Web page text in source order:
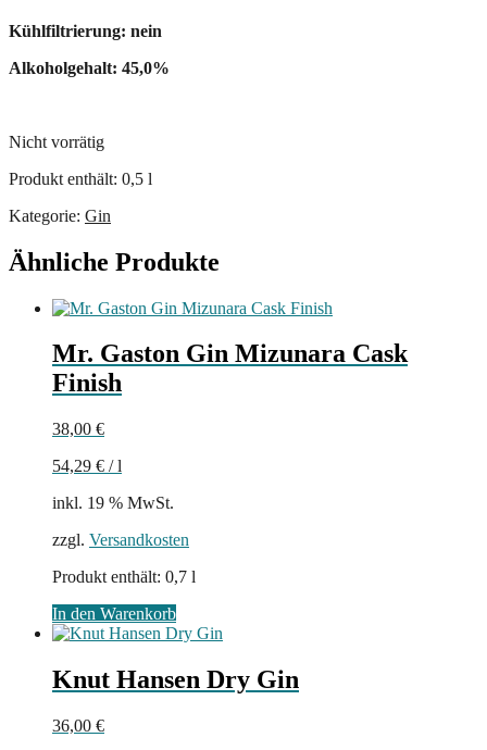
Kühlfiltrierung: nein
Alkoholgehalt: 45,0%
Nicht vorrätig
Produkt enthält: 0,5 l
Kategorie: Gin
Ähnliche Produkte
Mr. Gaston Gin Mizunara Cask
Finish
38,00 €
54,29 € /l
inkl. 19 % MwSt.
zzgl. Versandkosten
Produkt enthält: 0,7 l
In den Warenkorb
Knut Hansen Dry Gin
36,00 €